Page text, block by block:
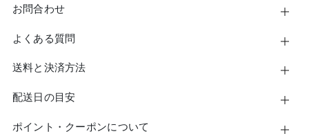
お問合わせ
よくある質問
送料と決済方法
配送日の目安
ポイント・クーポンについて